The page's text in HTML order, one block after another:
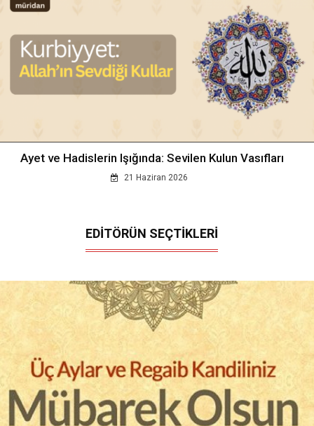
Ayet ve Hadislerin Işığında: Sevilen Kulun Vasıfları
21 Haziran 2026
EDİTÖRÜN SEÇTİKLERİ